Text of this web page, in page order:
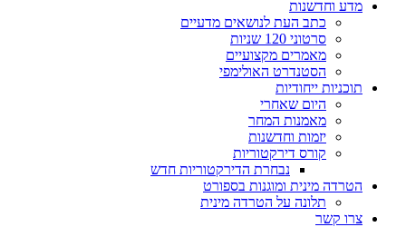
מדע וחדשנות
כתב העת לנושאים מדעיים
סרטוני 120 שניות
מאמרים מקצועיים
הסטנדרט האולימפי
תוכניות ייחודיות
היום שאחרי
מאמנות המחר
יזמות וחדשנות
קורס דירקטוריות
נבחרת הדירקטוריות חדש
הטרדה מינית ומוגנות בספורט
תלונה על הטרדה מינית
צרו קשר